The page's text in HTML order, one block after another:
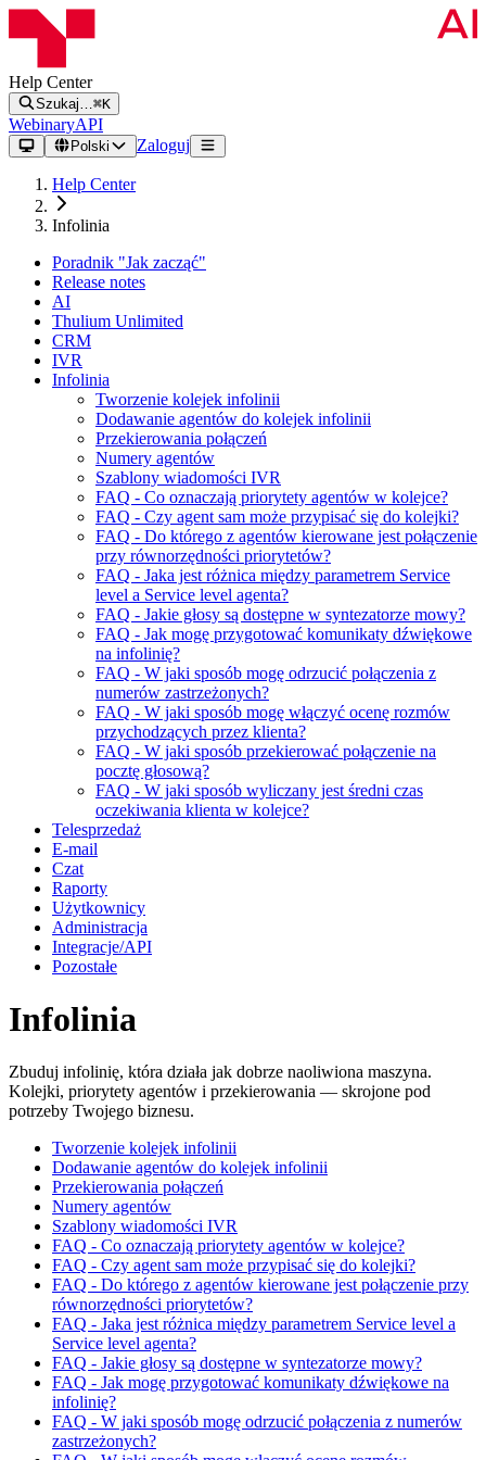
Help Center
Szukaj… ⌘K
WebinaryAPI
Polski Zaloguj
Help Center
Infolinia
Poradnik "Jak zacząć"
Release notes
AI
Thulium Unlimited
CRM
IVR
Infolinia
Tworzenie kolejek infolinii
Dodawanie agentów do kolejek infolinii
Przekierowania połączeń
Numery agentów
Szablony wiadomości IVR
FAQ - Co oznaczają priorytety agentów w kolejce?
FAQ - Czy agent sam może przypisać się do kolejki?
FAQ - Do którego z agentów kierowane jest połączenie
przy równorzędności priorytetów?
FAQ - Jaka jest różnica między parametrem Service
level a Service level agenta?
FAQ - Jakie głosy są dostępne w syntezatorze mowy?
FAQ - Jak mogę przygotować komunikaty dźwiękowe
na infolinię?
FAQ - W jaki sposób mogę odrzucić połączenia z
numerów zastrzeżonych?
FAQ - W jaki sposób mogę włączyć ocenę rozmów
przychodzących przez klienta?
FAQ - W jaki sposób przekierować połączenie na
pocztę głosową?
FAQ - W jaki sposób wyliczany jest średni czas
oczekiwania klienta w kolejce?
Telesprzedaż
E-mail
Czat
Raporty
Użytkownicy
Administracja
Integracje/API
Pozostałe
Infolinia
Zbuduj infolinię, która działa jak dobrze naoliwiona maszyna.
Kolejki, priorytety agentów i przekierowania — skrojone pod
potrzeby Twojego biznesu.
Tworzenie kolejek infolinii
Dodawanie agentów do kolejek infolinii
Przekierowania połączeń
Numery agentów
Szablony wiadomości IVR
FAQ - Co oznaczają priorytety agentów w kolejce?
FAQ - Czy agent sam może przypisać się do kolejki?
FAQ - Do którego z agentów kierowane jest połączenie przy
równorzędności priorytetów?
FAQ - Jaka jest różnica między parametrem Service level a
Service level agenta?
FAQ - Jakie głosy są dostępne w syntezatorze mowy?
FAQ - Jak mogę przygotować komunikaty dźwiękowe na
infolinię?
FAQ - W jaki sposób mogę odrzucić połączenia z numerów
zastrzeżonych?